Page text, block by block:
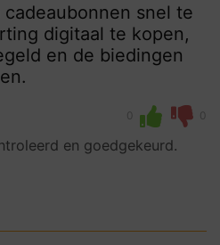
snel te
digitaal te kopen,
en de biedingen
0 0
en goedgekeurd.